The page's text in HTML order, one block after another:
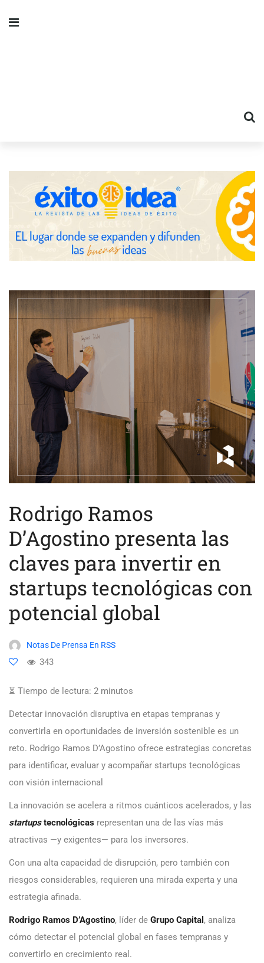
Rodrigo Ramos
D’Agostino presenta las
claves para invertir en
startups tecnológicas con
potencial global
Notas De Prensa En RSS
343
⏳ Tiempo de lectura: 2 minutos
Detectar innovación disruptiva en etapas tempranas y
convertirla en oportunidades de inversión sostenible es un
reto. Rodrigo Ramos D’Agostino ofrece estrategias concretas
para identificar, evaluar y acompañar startups tecnológicas
con visión internacional
La innovación se acelera a ritmos cuánticos acelerados, y las
startupstecnológicas representan una de las vías más
atractivas —y exigentes— para los inversores.
Con una alta capacidad de disrupción, pero también con
riesgos considerables, requieren una mirada experta y una
estrategia afinada.
Rodrigo Ramos D’Agostino, líder de Grupo Capital , analiza
cómo detectar el potencial global en fases tempranas y
convertirlo en crecimiento real.